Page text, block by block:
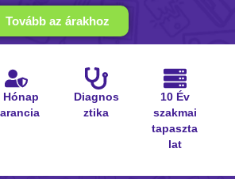
Tovább az árakhoz
Hónap
Diagnos
ztika
10 Év
szakmai
tapaszta
lat